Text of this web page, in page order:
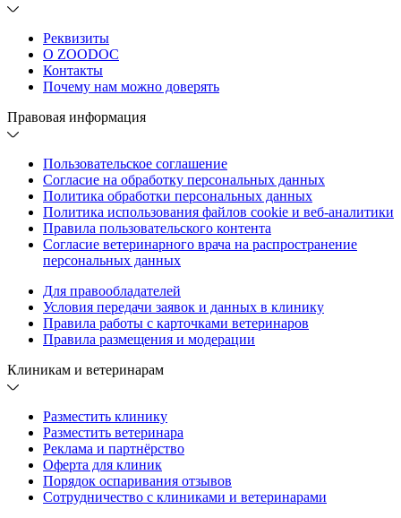
Реквизиты
О ZOODOC
Контакты
Почему нам можно доверять
Правовая информация
Пользовательское соглашение
Согласие на обработку персональных данных
Политика обработки персональных данных
Политика использования файлов cookie и веб-аналитики
Правила пользовательского контента
Согласие ветеринарного врача на распространение
персональных данных
Для правообладателей
Условия передачи заявок и данных в клинику
Правила работы с карточками ветеринаров
Правила размещения и модерации
Клиникам и ветеринарам
Разместить клинику
Разместить ветеринара
Реклама и партнёрство
Оферта для клиник
Порядок оспаривания отзывов
Сотрудничество с клиниками и ветеринарами